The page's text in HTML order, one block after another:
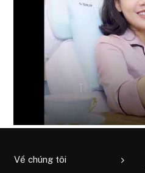
Về chúng tôi